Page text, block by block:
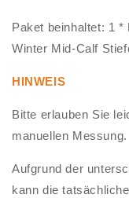
Paket beinhaltet: 1
Winter Mid-Calf
HINWEIS
Bitte erlauben Sie
manuellen Messung.
Aufgrund der
kann die